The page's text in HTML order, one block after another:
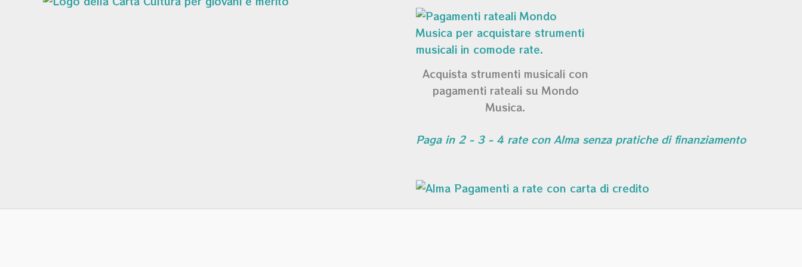
Acquista strumenti musicali con
pagamenti rateali su Mondo
Musica.
Paga in 2 - 3 - 4 rate con Alma senza pratiche di finanziamento